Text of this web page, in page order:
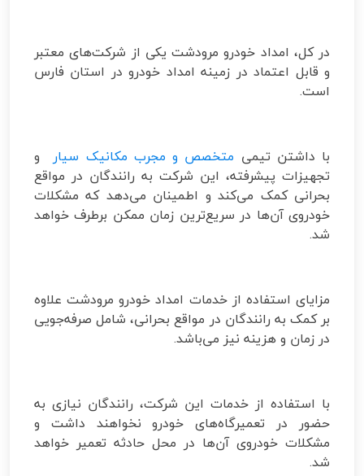
در کل، امداد خودرو مرودشت یکی از شرکت‌های معتبر
و قابل اعتماد در زمینه امداد خودرو در استان فارس
است.
با داشتن تیمی متخصص و مجرب مکانیک سیارو
تجهیزات پیشرفته، این شرکت به رانندگان در مواقع
بحرانی کمک می‌کند و اطمینان می‌دهد که مشکلات
خودروی آن‌ها در سریع‌ترین زمان ممکن برطرف خواهد
شد.
مزایای استفاده از خدمات امداد خودرو مرودشت علاوه
بر کمک به رانندگان در مواقع بحرانی، شامل صرفه‌جویی
در زمان و هزینه نیز می‌باشد.
با استفاده از خدمات این شرکت، رانندگان نیازی به
حضور در تعمیرگاه‌های خودرو نخواهند داشت و
مشکلات خودروی آن‌ها در محل حادثه تعمیر خواهد
شد.